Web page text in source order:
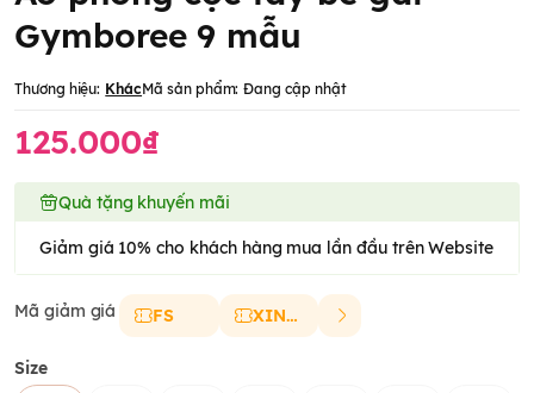
Gymboree 9 mẫu
Thương hiệu: KhácMã sản phẩm: Đang cập nhật
125.000₫
Quà tặng khuyến mãi
Giảm giá 10% cho khách hàng mua lần đầu trên Website
Mã giảm giá FS XINCHAO
Size